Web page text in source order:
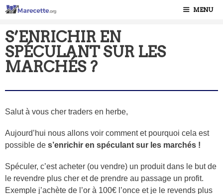
MENU
S’ENRICHIR EN
SPÉCULANT SUR LES
MARCHÉS ?
Salut à vous cher traders en herbe,
Aujourd’hui nous allons voir comment et pourquoi cela est
possible de s’enrichir en spéculant sur les marchés !
Spéculer, c’est acheter (ou vendre) un produit dans le but de
le revendre plus cher et de prendre au passage un profit.
Exemple j’achète de l’or à 100€ l’once et je le revends plus